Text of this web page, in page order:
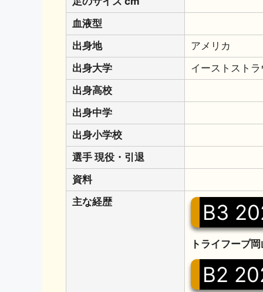
血液型
出身地
アメリカ
出身大学
イーストスト
出身高校
出身中学
出身小学校
選手 現役・引退
資料
主な経歴
B3
トライフープ
B2